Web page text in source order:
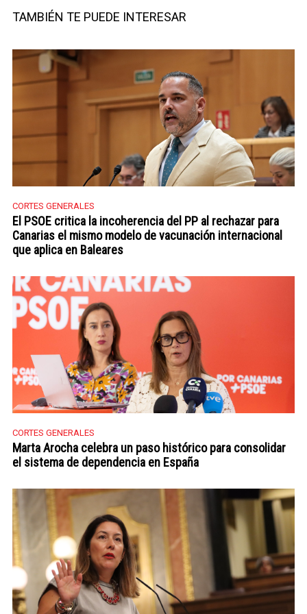
TAMBIÉN TE PUEDE INTERESAR
CORTES GENERALES
El PSOE critica la incoherencia del PP al rechazar para
Canarias el mismo modelo de vacunación internacional
que aplica en Baleares
CORTES GENERALES
Marta Arocha celebra un paso histórico para consolidar
el sistema de dependencia en España